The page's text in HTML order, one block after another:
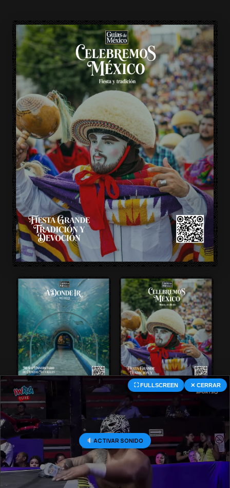
⛶ FULLSCREEN ✕ CERRAR
ACTIVAR SONIDO
© 2026 Central Deportiva MX. All Rights Reserved.